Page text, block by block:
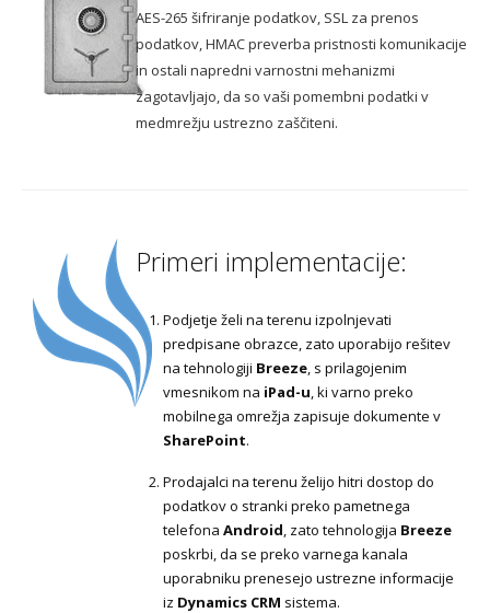
AES-265 šifriranje podatkov, SSL za prenos
podatkov, HMAC preverba pristnosti komunikacije
in ostali napredni varnostni mehanizmi
zagotavljajo, da so vaši pomembni podatki v
medmrežju ustrezno zaščiteni.
Primeri implementacije:
Podjetje želi na terenu izpolnjevati
predpisane obrazce, zato uporabijo rešitev
na tehnologiji Breeze, s prilagojenim
vmesnikom na iPad-u, ki varno preko
mobilnega omrežja zapisuje dokumente v
SharePoint.
Prodajalci na terenu želijo hitri dostop do
podatkov o stranki preko pametnega
telefonaAndroid, zato tehnologija Breeze
poskrbi, da se preko varnega kanala
uporabniku prenesejo ustrezne informacije
iz Dynamics CRM sistema.